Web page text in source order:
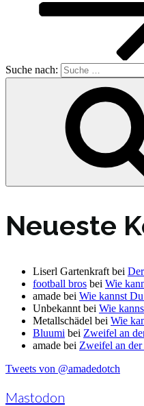
Suche nach:
Neueste
Liserl Gartenkraft bei
football bros bei Wie
amade bei Wie kannst
Unbekannt bei Wie
Metallschädel bei Wie
Bluumi bei Zweifel an
amade bei Zweifel an
Tweets von @amadedotch
Mastodon